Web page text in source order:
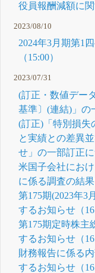
役員報酬減額に関
2023/08/10
2024年3月期第1
（15:00）
2023/07/31
(訂正・数値デー
基準〕(連結)」の
(訂正)「特別損失
と実績との差異
せ」の一部訂正に
米国子会社にお
に係る調査の結
第175期(2023年3
するお知らせ（
第175期定時株主
するお知らせ（
財務報告に係る
するお知らせ（